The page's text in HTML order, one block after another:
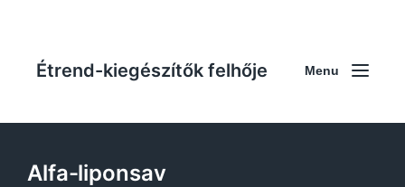
Étrend-kiegészítők felhője Menu
Alfa-liponsav